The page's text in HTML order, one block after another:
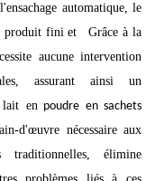
automatique, le
produit fini et
Grâce à la
aucune intervention
assurant ainsi un
lait enpoudre en sachets
d'œuvre nécessaire aux
traditionnelles, élimine